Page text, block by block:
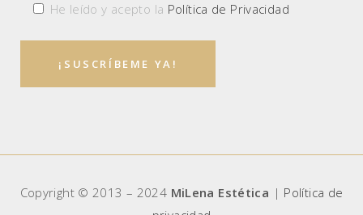
He leído y acepto la Política de Privacidad
Copyright © 2013 – 2024 MiLena Estética | Política de